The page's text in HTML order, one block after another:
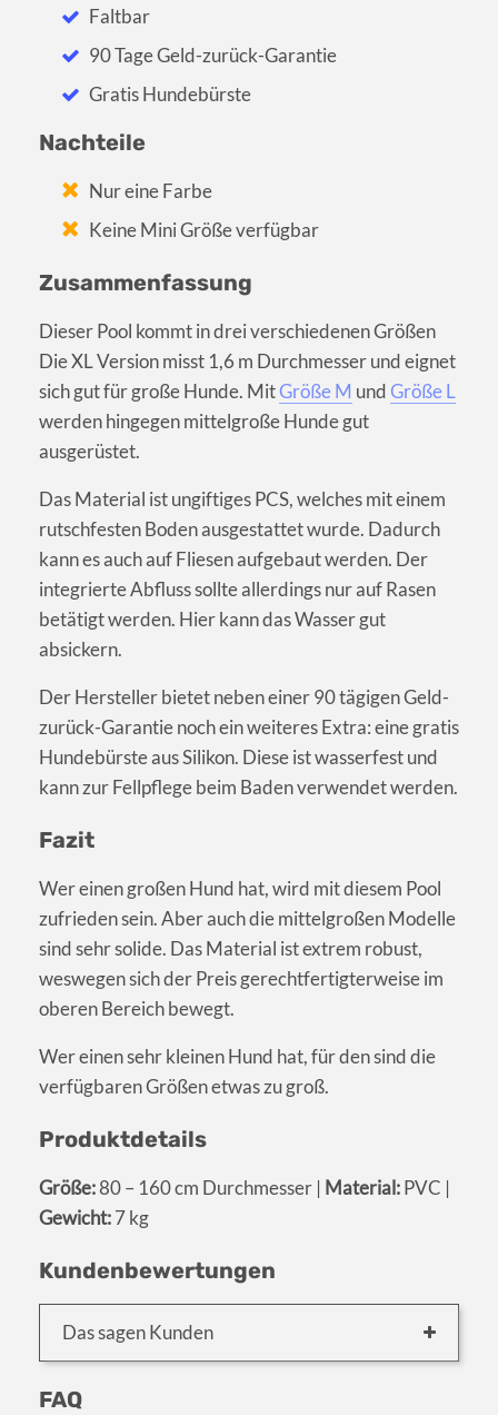
Faltbar
90 Tage Geld-zurück-Garantie
Gratis Hundebürste
Nachteile
Nur eine Farbe
Keine Mini Größe verfügbar
Zusammenfassung
Dieser Pool kommt in drei verschiedenen Größen
Die XL Version misst 1,6 m Durchmesser und eignet
sich gut für große Hunde. MitGröße M undGröße L
werden hingegen mittelgroße Hunde gut
ausgerüstet.
Das Material ist ungiftiges PCS, welches mit einem
rutschfesten Boden ausgestattet wurde. Dadurch
kann es auch auf Fliesen aufgebaut werden. Der
integrierte Abfluss sollte allerdings nur auf Rasen
betätigt werden. Hier kann das Wasser gut
absickern.
Der Hersteller bietet neben einer 90 tägigen Geld-
zurück-Garantie noch ein weiteres Extra: eine gratis
Hundebürste aus Silikon. Diese ist wasserfest und
kann zur Fellpflege beim Baden verwendet werden.
Fazit
Wer einen großen Hund hat, wird mit diesem Pool
zufrieden sein. Aber auch die mittelgroßen Modelle
sind sehr solide. Das Material ist extrem robust,
weswegen sich der Preis gerechtfertigterweise im
oberen Bereich bewegt.
Wer einen sehr kleinen Hund hat, für den sind die
verfügbaren Größen etwas zu groß.
Produktdetails
Größe:80 – 160 cm Durchmesser | Material:PVC |
Gewicht:7 kg
Kundenbewertungen
Das sagen Kunden
FAQ